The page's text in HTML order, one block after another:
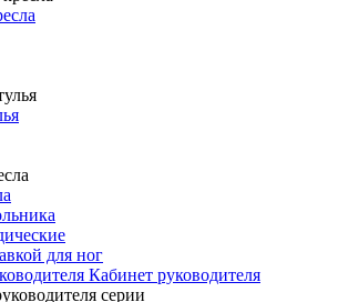
для ног
Кабинет руководителя